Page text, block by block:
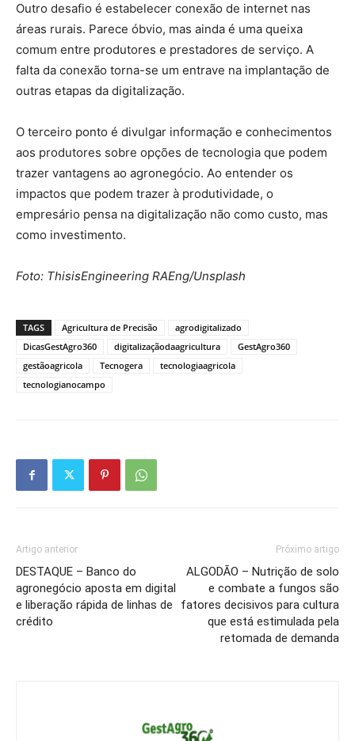
Outro desafio é estabelecer conexão de internet nas
áreas rurais. Parece óbvio, mas ainda é uma queixa
comum entre produtores e prestadores de serviço. A
falta da conexão torna-se um entrave na implantação de
outras etapas da digitalização.
O terceiro ponto é divulgar informação e conhecimentos
aos produtores sobre opções de tecnologia que podem
trazer vantagens ao agronegócio. Ao entender os
impactos que podem trazer à produtividade, o
empresário pensa na digitalização não como custo, mas
como investimento.
Foto: ThisisEngineering RAEng/Unsplash
TAGS Agricultura de Precisão
agrodigitalizado
DicasGestAgro360
digitalizaçãodaagricultura
GestAgro360
gestãoagricola
Tecnogera
tecnologiaagricola
tecnologianocampo
Artigo anterior
DESTAQUE – Banco do
agronegócio aposta em digital
e liberação rápida de linhas de
crédito
Próximo artigo
ALGODÃO – Nutrição de solo
e combate a fungos são
fatores decisivos para cultura
que está estimulada pela
retomada de demanda